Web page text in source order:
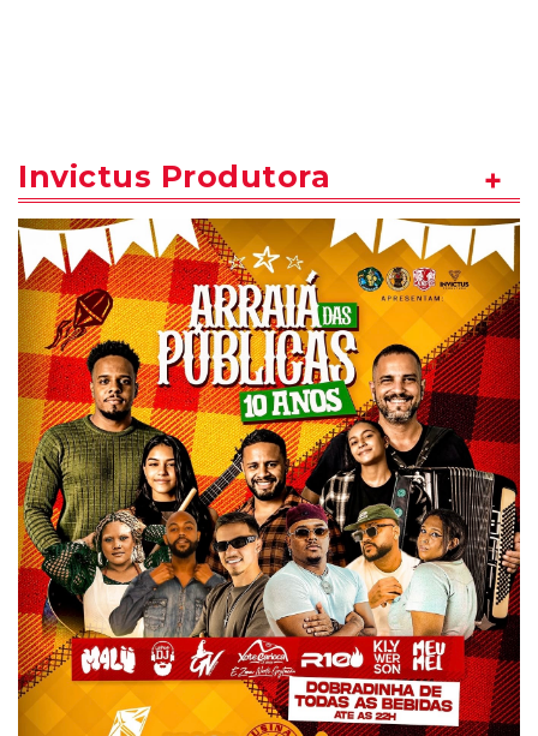
Invictus Produtora